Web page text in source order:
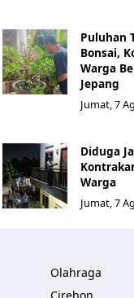
Puluhan
Bonsai,
Warga
Jepang
Jumat, 7
Diduga
Warga
Jumat, 7
Olahraga